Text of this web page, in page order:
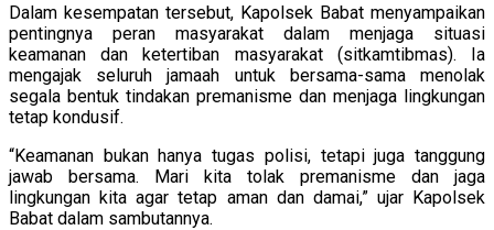
Dalam kesempatan tersebut, Kapolsek Babat menyampaikan
pentingnya peran masyarakat dalam menjaga situasi
keamanan dan ketertiban masyarakat (sitkamtibmas). Ia
mengajak seluruh jamaah untuk bersama-sama menolak
segala bentuk tindakan premanisme dan menjaga lingkungan
tetap kondusif.
“Keamanan bukan hanya tugas polisi, tetapi juga tanggung
jawab bersama. Mari kita tolak premanisme dan jaga
lingkungan kita agar tetap aman dan damai,” ujar Kapolsek
Babat dalam sambutannya.